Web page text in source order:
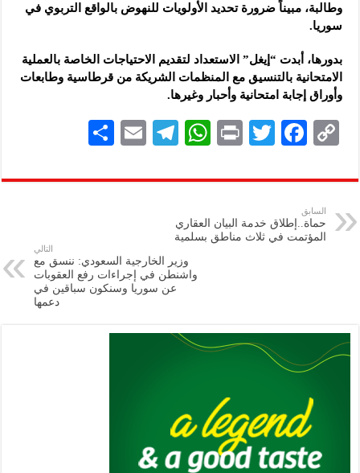
وطالبة، مبيناً ضرورة تحديد الأولويات للنهوض ‏بالواقع التربوي في
سوريا.‏
بدورها، أبدت “إيغل” الاستعداد لتقديم الاحتياجات الخاصة بالعملية
الامتحانية بالتنسيق مع المنظمات الشريكة من قرطاسية وطابعات
وأوراق إجابة امتحانية وأحبار وغيرها.
C
p
y
Li
F
eb
k
T
tt
P
nt
W
at
A
p
p
Te
gr
E
ai
ar
السابق
حماة..إطلاق خدمة البيان العقاري
المؤتمت في ثلاث مناطق بسلمية
التالي
وزير الخارجية السعودي: ننسق مع
واشنطن في إجراءات رفع العقوبات
عن سوريا وسنكون سباقين في
دعمها